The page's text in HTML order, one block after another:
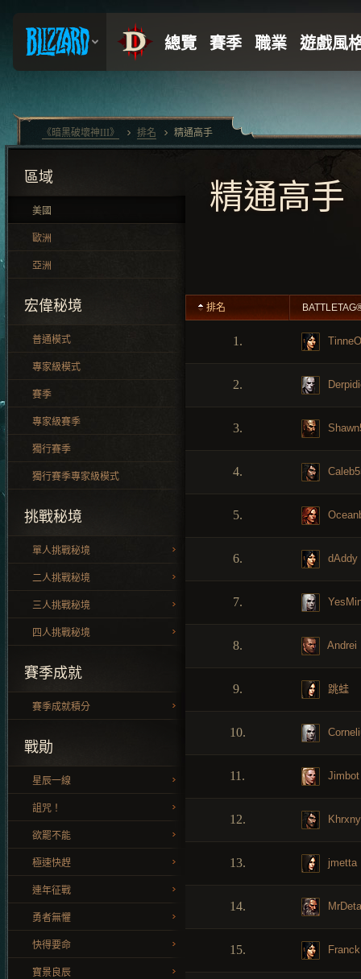
區域
美國
歐洲
亞洲
宏偉秘境
普通模式
專家級模式
賽季
專家級賽季
獨行賽季
獨行賽季專家級模式
挑戰秘境
單人挑戰秘境
二人挑戰秘境
三人挑戰秘境
四人挑戰秘境
賽季成就
賽季成就積分
戰勛
星辰一線
詛咒！
欲罷不能
極速快趕
連年征戰
勇者無懼
快得要命
寶景良辰
精通高手
排名
1.
2.
3.
4.
5.
6. dAddy
7.
8. Andrei
9. 跳蛙
10.
11. Jimbot
12.
13. jmetta
14. MrDeta
15. Franck
《暗黑破壞神III》 排名 精通高手